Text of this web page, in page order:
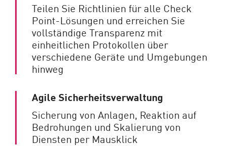
Teilen Sie Richtlinien für alle Check
Point-Lösungen und erreichen Sie
vollständige Transparenz mit
einheitlichen Protokollen über
verschiedene Geräte und Umgebungen
hinweg
Agile Sicherheitsverwaltung
Sicherung von Anlagen, Reaktion auf
Bedrohungen und Skalierung von
Diensten per Mausklick